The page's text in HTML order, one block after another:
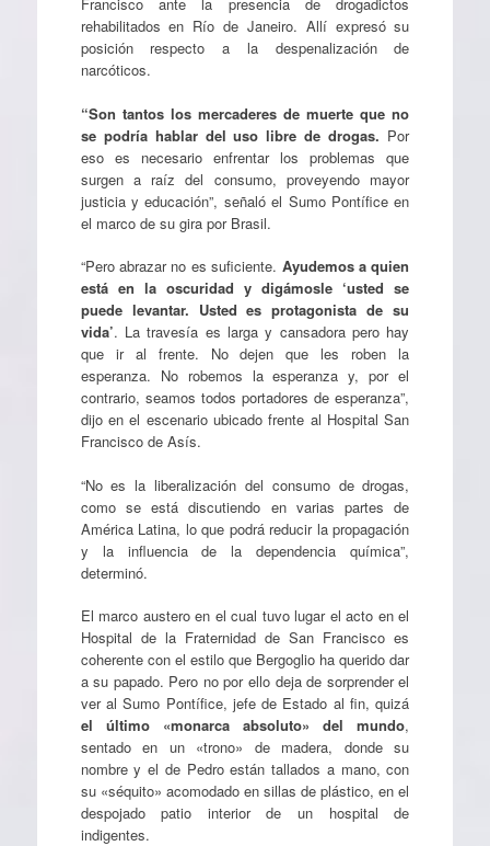
rehabilitados en Río de Janeiro. Allí expresó su
posición respecto a la despenalización de
narcóticos.
“Son tantos los mercaderes de muerte que no
se podría hablar del uso libre de drogas. Por
eso es necesario enfrentar los problemas que
surgen a raíz del consumo, proveyendo mayor
justicia y educación”, señaló el Sumo Pontífice en
el marco de su gira por Brasil.
“Pero abrazar no es suficiente. Ayudemos a quien
está en la oscuridad y digámosle ‘usted se
puede levantar. Usted es protagonista de su
vida’. La travesía es larga y cansadora pero hay
que ir al frente. No dejen que les roben la
esperanza. No robemos la esperanza y, por el
contrario, seamos todos portadores de esperanza”,
dijo en el escenario ubicado frente al Hospital San
Francisco de Asís.
“No es la liberalización del consumo de drogas,
como se está discutiendo en varias partes de
América Latina, lo que podrá reducir la propagación
y la influencia de la dependencia química”,
determinó.
El marco austero en el cual tuvo lugar el acto en el
Hospital de la Fraternidad de San Francisco es
coherente con el estilo que Bergoglio ha querido dar
a su papado. Pero no por ello deja de sorprender el
ver al Sumo Pontífice, jefe de Estado al fin, quizá
el último «monarca absoluto» del mundo,
sentado en un «trono» de madera, donde su
nombre y el de Pedro están tallados a mano, con
su «séquito» acomodado en sillas de plástico, en el
despojado patio interior de un hospital de
indigentes.